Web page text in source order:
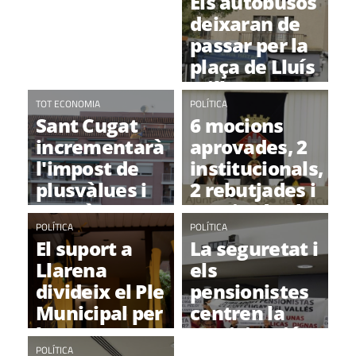
polítics
deixaran de
passar per la
plaça de Lluís
Millet
TOT ECONOMIA
Sant Cugat
incrementarà
l'impost de
plusvàlues i
crearà una
taxa per pisos
buits
POLÍTICA
6 mocions
aprovades, 2
institucionals,
2 rebutjades i
1 retirada al
ple municipal
POLÍTICA
El suport a
Llarena
divideix el Ple
Municipal per
la
POLÍTICA
La seguretat i
els
pensionistes
centren la
participació
POLÍTICA